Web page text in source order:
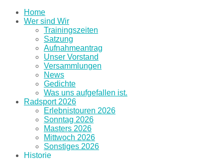
Home
Wer sind Wir
Trainingszeiten
Satzung
Aufnahmeantrag
Unser Vorstand
Versammlungen
News
Gedichte
Was uns aufgefallen ist.
Radsport 2026
Erlebnistouren 2026
Sonntag 2026
Masters 2026
Mittwoch 2026
Sonstiges 2026
Historie